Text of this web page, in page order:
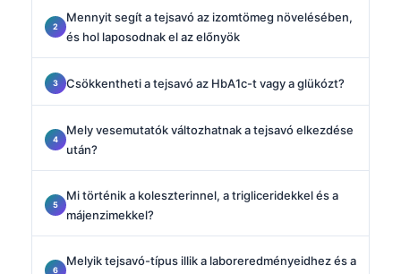
Mennyit segít a tejsavó az izomtömeg növelésében,
és hol laposodnak el az előnyök
Csökkentheti a tejsavó az HbA1c-t vagy a glükózt?
Mely vesemutatók változhatnak a tejsavó elkezdése
után?
Mi történik a koleszterinnel, a trigliceridekkel és a
májenzimekkel?
Melyik tejsavó-típus illik a laboreredményeidhez és a